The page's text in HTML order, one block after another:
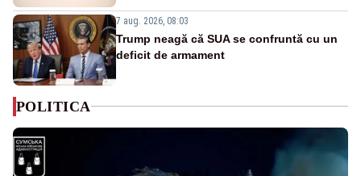
7 aug. 2026, 08:03
Trump neagă că SUA se confruntă cu un
deficit de armament
POLITICA